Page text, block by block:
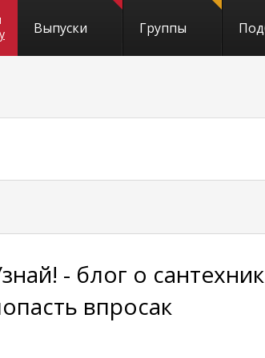
Выпуски Группы
- блог о
впросак